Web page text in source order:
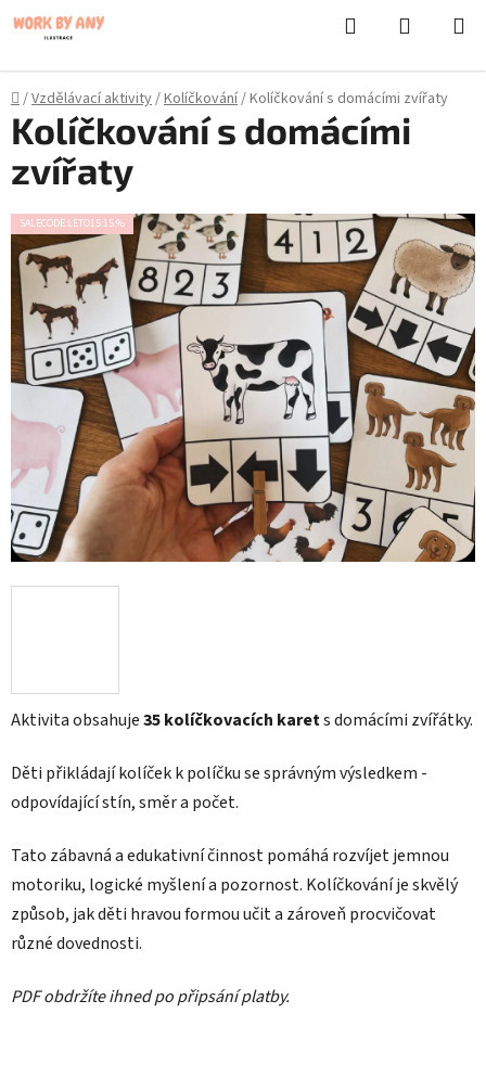
Přejít
Hledat
Domů
/Vzdělávací aktivity/Kolíčkování/Kolíčkování s domácími zvířaty
Aktivita obsahuje35 kolíčkovacích karets domácími zvířátky.
Děti přikládají kolíček k políčku se správným výsledkem -
odpovídající stín, směr a počet.
Tato zábavná a edukativní činnost pomáhá rozvíjet jemnou
motoriku, logické myšlení a pozornost. Kolíčkování je skvělý
způsob, jak děti hravou formou učit a zároveň procvičovat
různé dovednosti.
PDF obdržíte ihned po připsání platby.
Kolíčkování s domácími
zvířaty
SALECODE:LETO15:15:%